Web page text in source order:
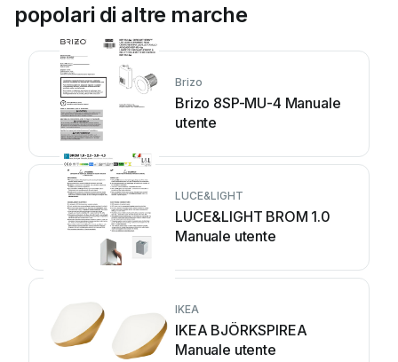
popolari di altre marche
Brizo
Brizo 8SP-MU-4 Manuale
utente
LUCE&LIGHT
LUCE&LIGHT BROM 1.0
Manuale utente
IKEA
IKEA BJÖRKSPIREA
Manuale utente